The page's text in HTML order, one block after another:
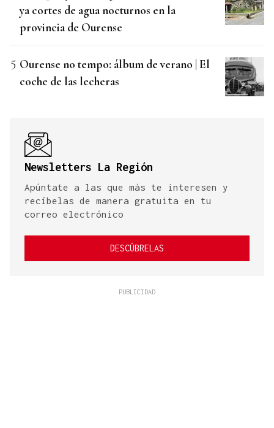
ya cortes de agua nocturnos en la
provincia de Ourense
Ourense no tempo: álbum de verano | El
coche de las lecheras
Newsletters La Región
Apúntate a las que más te interesen y
recíbelas de manera gratuita en tu
correo electrónico
DESCÚBRELAS